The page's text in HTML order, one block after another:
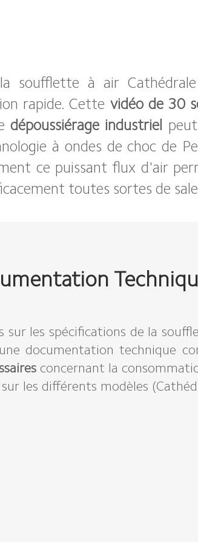
soufflette à air
rapide. Cette vidéo de 30
dépoussiérage industriel
à ondes de choc de
ce puissant flux d'air
toutes sortes de
sur les spécifications de la
documentation technique
concernant la
les différents modèles